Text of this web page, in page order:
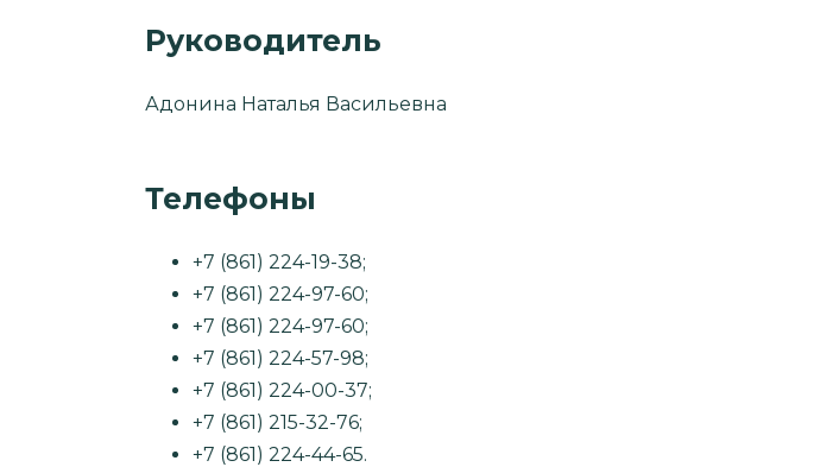
Руководитель
Адонина Наталья Васильевна
Телефоны
+7 (861) 224-19-38;
+7 (861) 224-97-60;
+7 (861) 224-97-60;
+7 (861) 224-57-98;
+7 (861) 224-00-37;
+7 (861) 215-32-76;
+7 (861) 224-44-65.